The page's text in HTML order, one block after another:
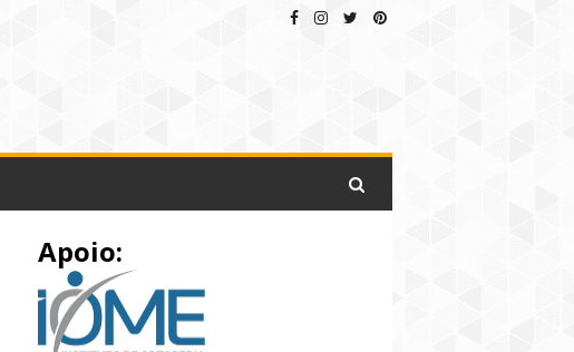
Apoio: